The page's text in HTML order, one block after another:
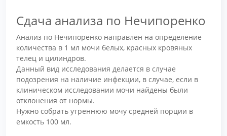
Сдача анализа по Нечипоренко
Анализ по Нечипоренко направлен на определение
количества в 1 мл мочи белых, красных кровяных
телец и цилиндров.
Данный вид исследования делается в случае
подозрения на наличие инфекции, в случае, если в
клиническом исследовании мочи найдены были
отклонения от нормы.
Нужно собрать утреннюю мочу средней порции в
емкость 100 мл.